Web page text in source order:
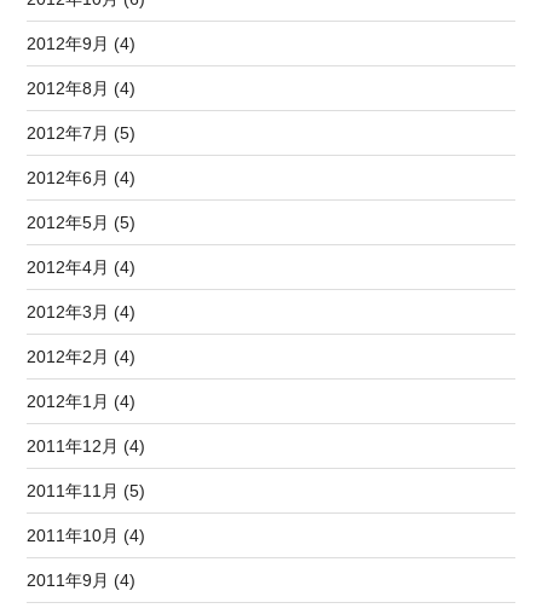
2012年9月 (4)
2012年8月 (4)
2012年7月 (5)
2012年6月 (4)
2012年5月 (5)
2012年4月 (4)
2012年3月 (4)
2012年2月 (4)
2012年1月 (4)
2011年12月 (4)
2011年11月 (5)
2011年10月 (4)
2011年9月 (4)